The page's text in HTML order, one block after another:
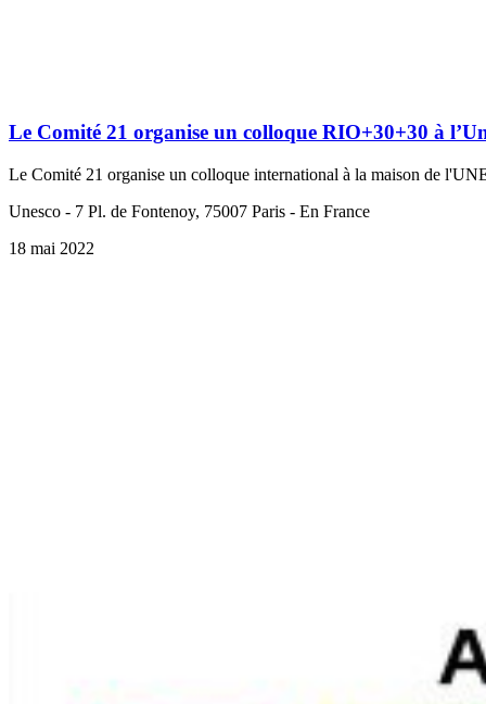
Le Comité 21 organise un colloque RIO+30+30 à
Le Comité 21 organise un colloque international à la maison de
Unesco - 7 Pl. de Fontenoy, 75007 Paris - En France
18 mai 2022